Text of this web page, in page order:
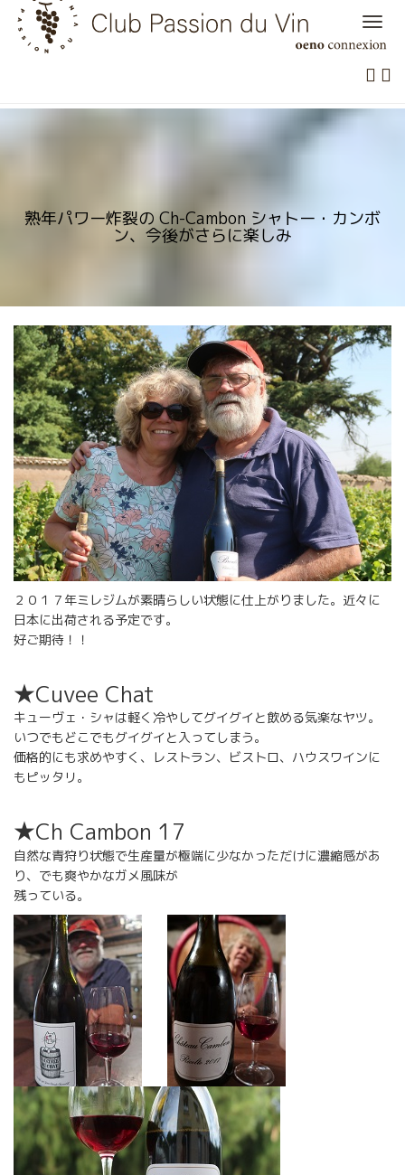
Skip
content
熟年パワー炸裂の Ch-Cambon シャトー・カンボ
ン、今後がさらに楽しみ
２０１７年ミレジムが素晴らしい状態に仕上がりました。近々に
日本に出荷される予定です。
好ご期待！！
★Cuvee Chat
キューヴェ・シャは軽く冷やしてグイグイと飲める気楽なヤツ。
いつでもどこでもグイグイと入ってしまう。
価格的にも求めやすく、レストラン、ビストロ、ハウスワインに
もピッタリ。
★Ch Cambon 17
自然な青狩り状態で生産量が極端に少なかっただけに濃縮感があ
り、でも爽やかなガメ風味が
残っている。